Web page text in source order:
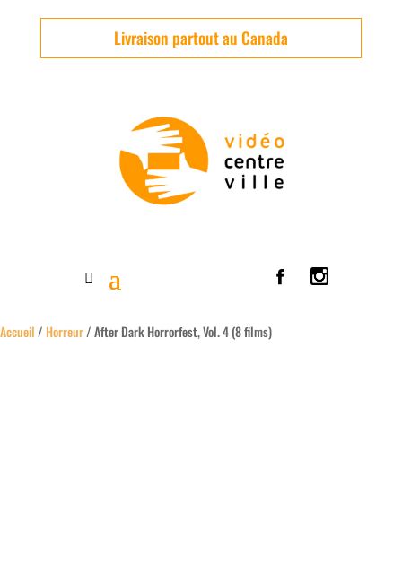
Livraison partout au Canada
Accueil/ Horreur/ After Dark Horrorfest, Vol. 4 (8 films)